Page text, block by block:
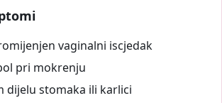
vaginalni iscjedak
pri mokrenju
dijelu stomaka ili karlici